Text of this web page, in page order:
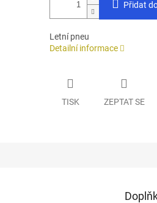
Přidat
Letní pneu
Detailní informace
TISK ZEPTAT SE